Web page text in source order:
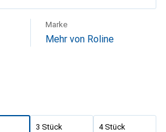
Marke
Mehr von Roline
3 Stück
4 Stück